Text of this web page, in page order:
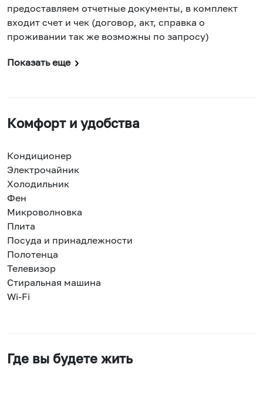
предоставляем отчетные документы, в комплект
входит счет и чек (договор, акт, справка о
проживании так же возможны по запросу)
Показать еще
Комфорт и удобства
Кондиционер
Электрочайник
Холодильник
Фен
Микроволновка
Плита
Посуда и принадлежности
Полотенца
Телевизор
Стиральная машина
Wi-Fi
Где вы будете жить